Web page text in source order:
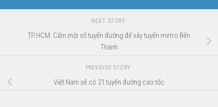
NEXT STORY
TP.HCM: Cấm một số tuyến đường để xây tuyến metro Bến
Thành
PREVIOUS STORY
Việt Nam sẽ có 21 tuyến đường cao tốc